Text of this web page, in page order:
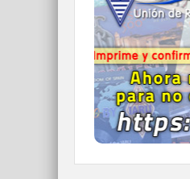
Imprime y
Nunca
el